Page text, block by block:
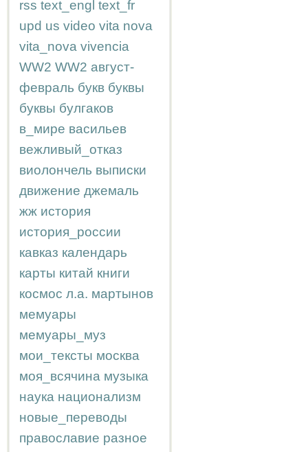
rss text_engl text_fr
upd us video vita nova
vita_nova vivencia
WW2 WW2 август-
февраль букв буквы
буквы булгаков
в_мире васильев
вежливый_отказ
виолончель выписки
движение джемаль
жж история
история_россии
кавказ календарь
карты китай книги
космос л.а. мартынов
мемуары
мемуары_муз
мои_тексты москва
моя_всячина музыка
наука национализм
новые_переводы
православие разное